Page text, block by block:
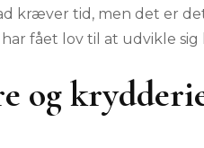
kræver tid, men det er
fået lov til at udvikle sig
og